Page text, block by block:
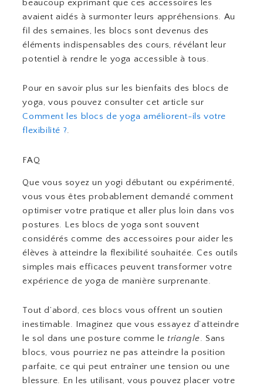
beaucoup exprimant que ces accessoires les
avaient aidés à surmonter leurs appréhensions. Au
fil des semaines, les blocs sont devenus des
éléments indispensables des cours, révélant leur
potentiel à rendre le yoga accessible à tous.
Pour en savoir plus sur les bienfaits des blocs de
yoga, vous pouvez consulter cet article sur
Comment les blocs de yoga améliorent-ils votre
flexibilité ?.
FAQ
Que vous soyez un yogi débutant ou expérimenté,
vous vous êtes probablement demandé comment
optimiser votre pratique et aller plus loin dans vos
postures. Les blocs de yoga sont souvent
considérés comme des accessoires pour aider les
élèves à atteindre la flexibilité souhaitée. Ces outils
simples mais efficaces peuvent transformer votre
expérience de yoga de manière surprenante.
Tout d’abord, ces blocs vous offrent un soutien
inestimable. Imaginez que vous essayez d’atteindre
le sol dans une posture comme le triangle. Sans
blocs, vous pourriez ne pas atteindre la position
parfaite, ce qui peut entraîner une tension ou une
blessure. En les utilisant, vous pouvez placer votre